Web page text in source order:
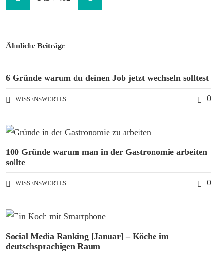
Ähnliche Beiträge
6 Gründe warum du deinen Job jetzt wechseln solltest
WISSENSWERTES 0
100 Gründe warum man in der Gastronomie arbeiten
sollte
WISSENSWERTES 0
Social Media Ranking [Januar] – Köche im
deutschsprachigen Raum